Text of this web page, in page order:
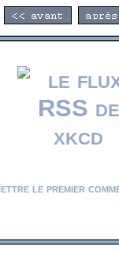
le premier